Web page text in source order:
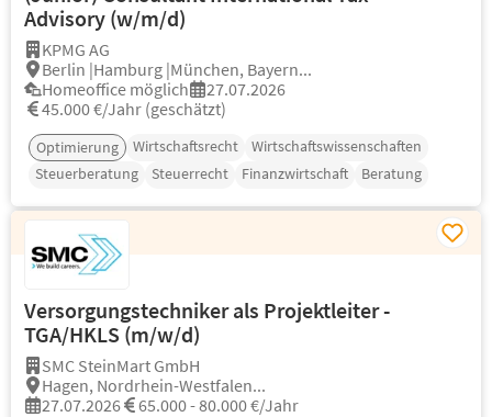
Advisory (w/m/d)
KPMG AG
Berlin |Hamburg |München, Bayern...
Homeoffice möglich
27.07.2026
45.000 €/Jahr (geschätzt)
Optimierung Wirtschaftsrecht
Wirtschaftswissenschaften
Steuerberatung
Steuerrecht Finanzwirtschaft Beratung
Versorgungstechniker als Projektleiter -
TGA/HKLS (m/w/d)
SMC SteinMart GmbH
Hagen, Nordrhein-Westfalen...
27.07.2026
65.000 - 80.000 €/Jahr